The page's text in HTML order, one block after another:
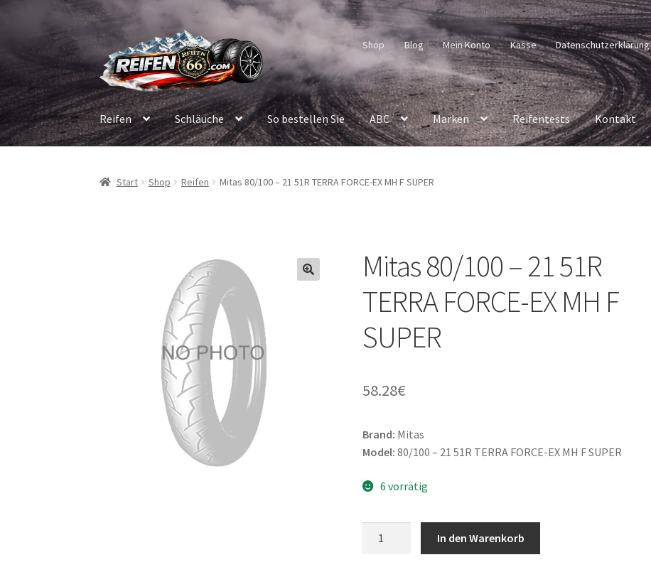
Navigation
springen
Inhalt
springen
Shop Blog Mein Konto Kasse Datenschutzerklärung
Reifen Schläuche So bestellen Sie ABC Marken Reifentests Kontakt
Start Shop Reifen Mitas 80/100 – 21 51R TERRA FORCE-EX MH F SUPER
Mitas 80/100 – 21 51R
TERRA FORCE-EX MH F
SUPER
58.28€
Brand: Mitas
Model: 80/100 – 21 51R TERRA FORCE-EX MH F SUPER
6 vorrätig
In den Warenkorb